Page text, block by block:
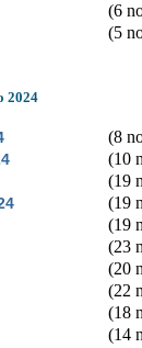
(6
(5
2024
(8
(10
(19
(19
(19
(23
(20
(22
(18
(14